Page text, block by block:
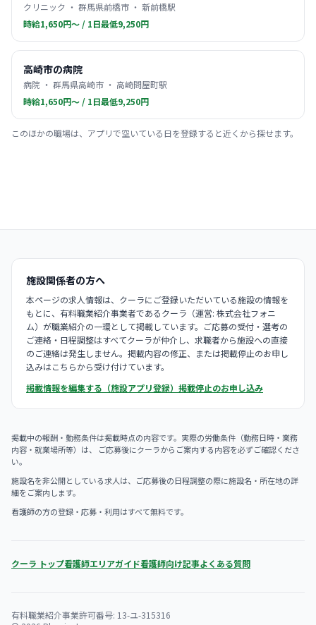
クリニック ・ 群馬県前橋市 ・ 新前橋駅
時給1,650円〜 / 1日最低9,250円
高崎市の病院
病院 ・ 群馬県高崎市 ・ 高崎問屋町駅
時給1,650円〜 / 1日最低9,250円
このほかの職場は、アプリで空いている日を登録すると近くから探せます。
施設関係者の方へ
本ページの求人情報は、クーラにご登録いただいている施設の情報を
もとに、有料職業紹介事業者であるクーラ（運営: 株式会社フォニ
ム）が職業紹介の一環として掲載しています。ご応募の受付・選考の
ご連絡・日程調整はすべてクーラが仲介し、求職者から施設への直接
のご連絡は発生しません。掲載内容の修正、または掲載停止のお申し
込みはこちらから受け付けています。
掲載情報を編集する（施設アプリ登録） 掲載停止のお申し込み
掲載中の報酬・勤務条件は掲載時点の内容です。実際の労働条件（勤務日時・業務
内容・就業場所等）は、 ご応募後にクーラからご案内する内容を必ずご確認くださ
い。
施設名を非公開としている求人は、ご応募後の日程調整の際に施設名・所在地の詳
細をご案内します。
看護師の方の登録・応募・利用はすべて無料です。
クーラ トップ看護師エリアガイド看護師向け記事よくある質問
有料職業紹介事業許可番号: 13-ユ-315316